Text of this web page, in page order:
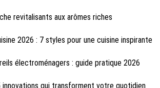
revitalisants aux arômes riches
2026 : 7 styles pour une cuisine inspirante
électroménagers : guide pratique 2026
innovations qui transforment votre quotidien